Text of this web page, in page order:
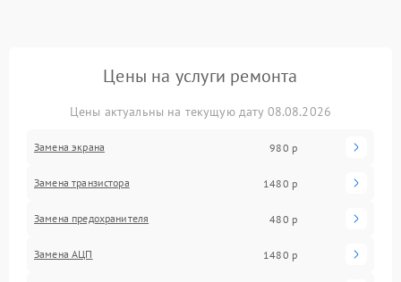
Цены на услуги ремонта
Цены актуальны на текущую дату 08.08.2026
Замена экрана 980 р
Замена транзистора 1480 р
Замена предохранителя 480 р
Замена АЦП 1480 р